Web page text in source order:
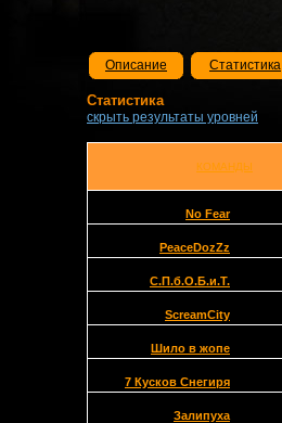
Описание Статистика
Статистика
скрыть результаты уровней
КОМАНДЫ
No Fear
PeaceDozZz
С.П.б.О.Б.и.Т.
ScreamCity
Шило в жопе
7 Кусков Снегиря
Залипуха